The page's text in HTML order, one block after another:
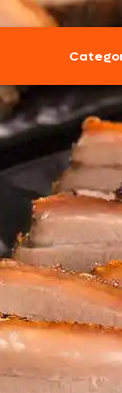
Aves